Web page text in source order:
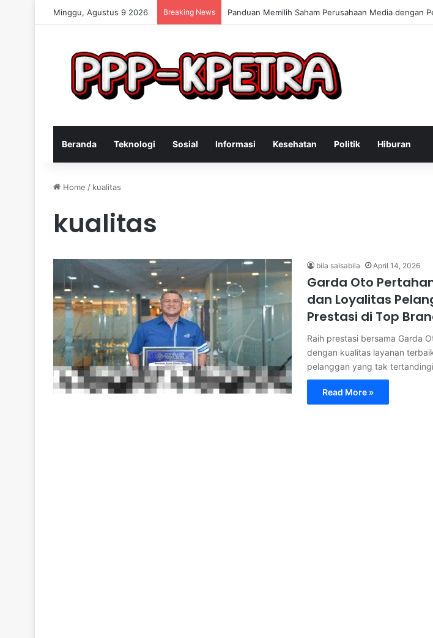
Minggu, Agustus 9 2026 Breaking News Keterampilan Konsultan Bisnis Online untuk
Beranda Teknologi Sosial Informasi Kesehatan Politik Hiburan
Home / kualitas
kualitas
bila salsabila April 14, 2026
Garda Oto
dan Loyalitas
Prestasi di Top
Raih prestasi bersama Garda
dengan kualitas layanan
pelanggan yang tak
Read More »